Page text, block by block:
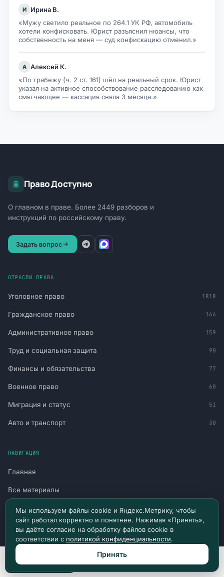
И
Ирина В.
«Мужу светило реальное по 264.1 УК РФ, автомобиль
хотели конфисковать. Юрист разъяснил нюансы, что
собственность на меня — суд конфискацию отменил.»
А Алексей К.
«По грабежу (ч. 2 ст. 161) шёл на реальный срок. Юрист
указал на активное способствование расследованию как
смягчающее — кассация сняла 3 месяца.»
Право Доступно
О главном в праве. Более 2449 разборов и
инструкций по российскому праву.
Задать вопрос
ОТРАСЛИ ПРАВА
Уголовное право 1818
Гражданское право 164
Административное право 159
Труд и социальная защита 90
Финансы и обязательства 77
Военное право 60
Миграция и статус 51
Авто и транспорт 30
НАВИГАЦИЯ
Главная
Все материалы
Новости и судебная практика
Консультация
Канал в Telegram
Канал в Max
Мы используем файлы cookie и Яндекс.Метрику, чтобы
сайт работал корректно и понятнее. Нажимая «Принять»,
вы даёте согласие на обработку файлов cookie в
соответствии с политикой конфиденциальности.
Принять